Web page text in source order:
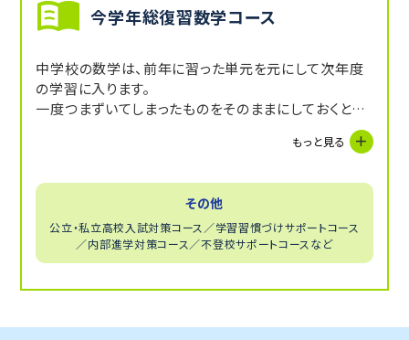
今学年総復習数学コース
中学校の数学は、前年に習った単元を元にして次年度
の学習に入ります。
一度つまずいてしまったものをそのままにしておくと、
「何がわからないかもわからない」という状況になりか
の指導をするコースです。
もっと見る
その他
公立・私立高校入試対策コース／学習習慣づけサポートコース
／内部進学対策コース／不登校サポートコースなど